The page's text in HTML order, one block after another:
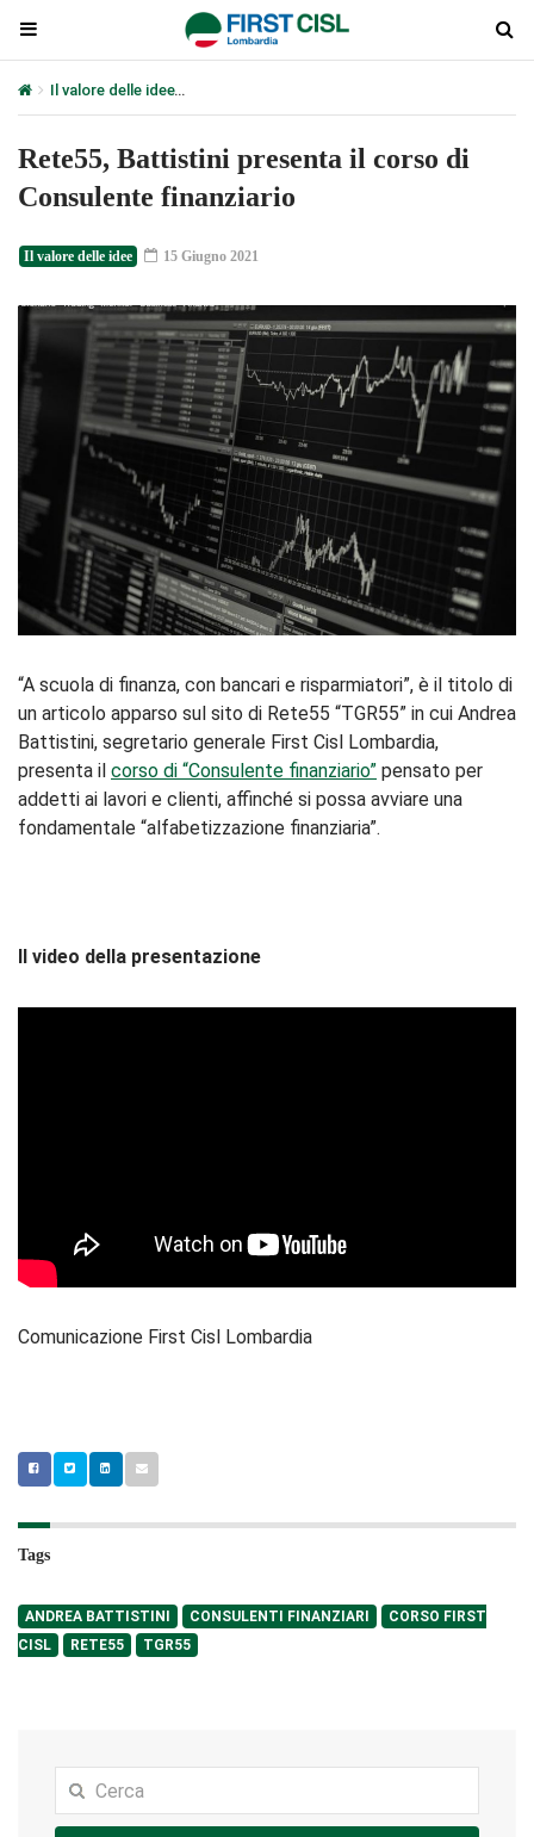
Il valore delle idee
Rete55, Battistini presenta il corso di
Consulente finanziario
Il valore delle idee 15 Giugno 2021
“A scuola di finanza, con bancari e risparmiatori”, è il titolo di
un articolo apparso sul sito di Rete55 “TGR55” in cui Andrea
Battistini, segretario generale First Cisl Lombardia,
presenta il corso di “Consulente finanziario” pensato per
addetti ai lavori e clienti, affinché si possa avviare una
fondamentale “alfabetizzazione finanziaria”.
Il video della presentazione
Comunicazione First Cisl Lombardia
Tags
ANDREA BATTISTINI CONSULENTI FINANZIARI
CORSO FIRST
CISL
RETE55 TGR55